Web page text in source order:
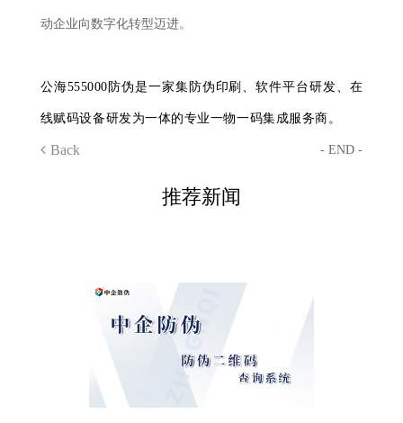
动企业向数字化转型迈进。
公海555000防伪是一家集防伪印刷、软件平台研发、在
线赋码设备研发为一体的专业一物一码集成服务商。
Back - END -
推荐新闻